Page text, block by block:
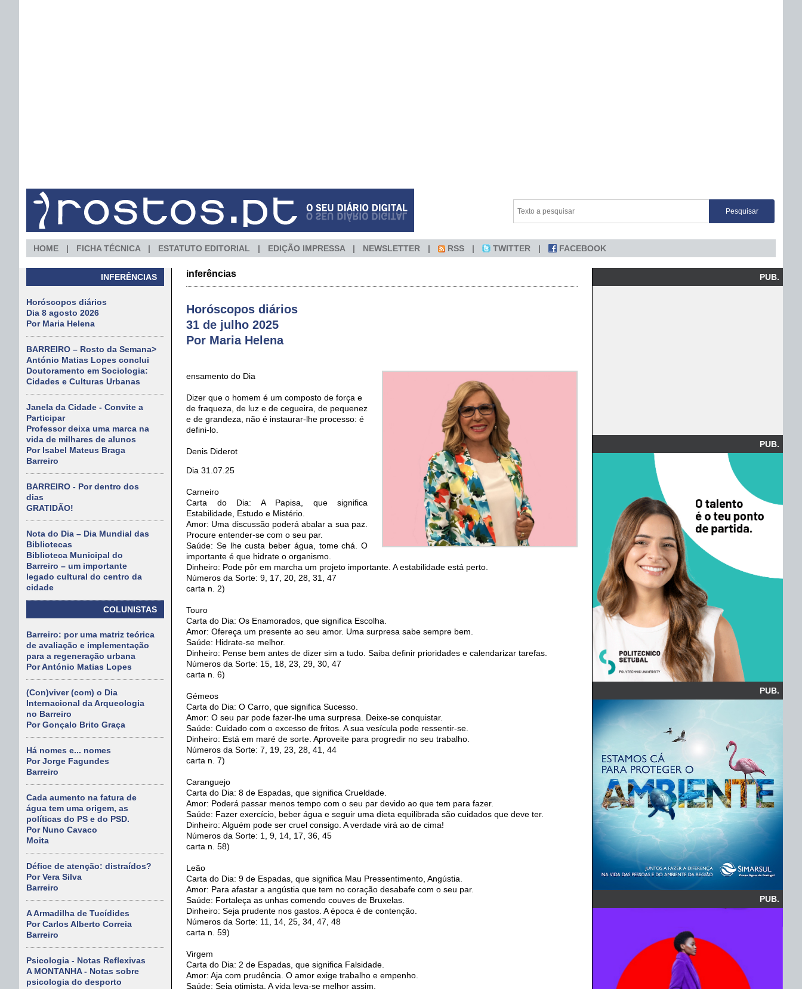
HOME FICHA TÉCNICA ESTATUTO EDITORIAL EDIÇÃO IMPRESSA NEWSLETTER RSS TWITTER FACEBOOK
INFERÊNCIAS
Horóscopos diários
Dia 8 agosto 2026
Por Maria Helena
BARREIRO – Rosto da Semana>
António Matias Lopes conclui
Doutoramento em Sociologia:
Cidades e Culturas Urbanas
Janela da Cidade - Convite a
Participar
Professor deixa uma marca na
vida de milhares de alunos
Por Isabel Mateus Braga
Barreiro
BARREIRO - Por dentro dos
dias
GRATIDÃO!
Nota do Dia – Dia Mundial das
Bibliotecas
Biblioteca Municipal do
Barreiro – um importante
legado cultural do centro da
cidade
COLUNISTAS
Barreiro: por uma matriz teórica
de avaliação e implementação
para a regeneração urbana
Por António Matias Lopes
(Con)viver (com) o Dia
Internacional da Arqueologia
no Barreiro
Por Gonçalo Brito Graça
Há nomes e... nomes
Por Jorge Fagundes
Barreiro
Cada aumento na fatura de
água tem uma origem, as
políticas do PS e do PSD.
Por Nuno Cavaco
Moita
Défice de atenção: distraídos?
Por Vera Silva
Barreiro
A Armadilha de Tucídides
Por Carlos Alberto Correia
Barreiro
Psicologia - Notas Reflexivas
A MONTANHA - Notas sobre
psicologia do desporto
inferências
Horóscopos diários
31 de julho 2025
Por Maria Helena
ensamento do Dia
Dizer que o homem é um composto de força e
de fraqueza, de luz e de cegueira, de pequenez
e de grandeza, não é instaurar-lhe processo: é
defini-lo.
Denis Diderot
Dia 31.07.25
Carneiro
Carta do Dia: A Papisa, que significa
Estabilidade, Estudo e Mistério.
Amor: Uma discussão poderá abalar a sua paz.
Procure entender-se com o seu par.
Saúde: Se lhe custa beber água, tome chá. O
importante é que hidrate o organismo.
Dinheiro: Pode pôr em marcha um projeto importante. A estabilidade está perto.
Números da Sorte: 9, 17, 20, 28, 31, 47
carta n. 2)
Touro
Carta do Dia: Os Enamorados, que significa Escolha.
Amor: Ofereça um presente ao seu amor. Uma surpresa sabe sempre bem.
Saúde: Hidrate-se melhor.
Dinheiro: Pense bem antes de dizer sim a tudo. Saiba definir prioridades e calendarizar tarefas.
Números da Sorte: 15, 18, 23, 29, 30, 47
carta n. 6)
Gémeos
Carta do Dia: O Carro, que significa Sucesso.
Amor: O seu par pode fazer-lhe uma surpresa. Deixe-se conquistar.
Saúde: Cuidado com o excesso de fritos. A sua vesícula pode ressentir-se.
Dinheiro: Está em maré de sorte. Aproveite para progredir no seu trabalho.
Números da Sorte: 7, 19, 23, 28, 41, 44
carta n. 7)
Caranguejo
Carta do Dia: 8 de Espadas, que significa Crueldade.
Amor: Poderá passar menos tempo com o seu par devido ao que tem para fazer.
Saúde: Fazer exercício, beber água e seguir uma dieta equilibrada são cuidados que deve ter.
Dinheiro: Alguém pode ser cruel consigo. A verdade virá ao de cima!
Números da Sorte: 1, 9, 14, 17, 36, 45
carta n. 58)
Leão
Carta do Dia: 9 de Espadas, que significa Mau Pressentimento, Angústia.
Amor: Para afastar a angústia que tem no coração desabafe com o seu par.
Saúde: Fortaleça as unhas comendo couves de Bruxelas.
Dinheiro: Seja prudente nos gastos. A época é de contenção.
Números da Sorte: 11, 14, 25, 34, 47, 48
carta n. 59)
Virgem
Carta do Dia: 2 de Espadas, que significa Falsidade.
Amor: Aja com prudência. O amor exige trabalho e empenho.
Saúde: Seja otimista. A vida leva-se melhor assim.
PUB.
PUB.
PUB.
PUB.